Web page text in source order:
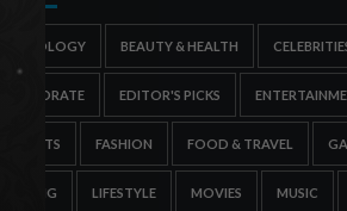
ASTROLOGY BEAUTY & HEALTH
CORPORATE EDITOR'S PICKS
ESPORTS FASHION FOOD & TRAVEL
GAMING LIFESTYLE MOVIES MUSIC